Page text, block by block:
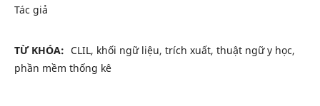
Tác giả
TỪ KHÓA: CLIL, khối ngữ liệu, trích xuất, thuật ngữ y học,
phần mềm thống kê